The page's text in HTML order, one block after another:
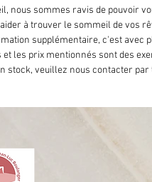
nous sommes ravis de pouvoir
à trouver le sommeil de vos
supplémentaire, c'est avec
et les prix mentionnés sont des
stock, veuillez nous contacter